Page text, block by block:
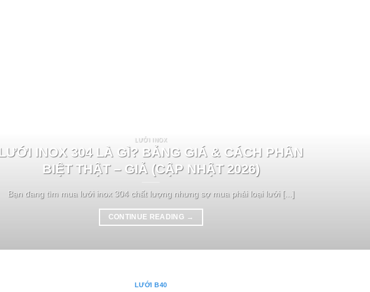
LƯỚI INOX
LƯỚI INOX 304 LÀ GÌ? BẢNG GIÁ & CÁCH PHÂN
BIỆT THẬT – GIẢ (CẬP NHẬT 2026)
Bạn đang tìm mua lưới inox 304 chất lượng nhưng sợ mua phải loại lưới [...]
CONTINUE READING →
LƯỚI B40